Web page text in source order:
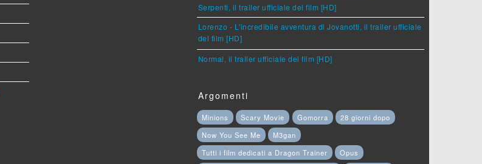
Serpenti, il trailer ufficiale del film [HD]
Lorenzo - L'incredibile avventura di Jovanotti, il trailer ufficiale
del film [HD]
Normal, il trailer ufficiale del film [HD]
Argomenti
Minions Scary Movie Gomorra
28 giorni dopo
Now You See Me
M3gan
Tutti i film dedicati a Dragon Trainer
Opus